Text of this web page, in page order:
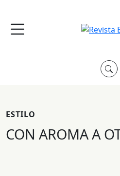
ESTILO
CON AROMA A